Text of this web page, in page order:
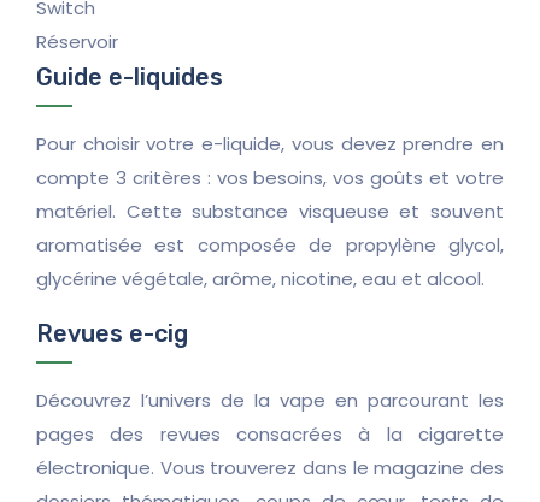
Switch
Réservoir
Guide e-liquides
Pour choisir votre e-liquide, vous devez prendre en
compte 3 critères : vos besoins, vos goûts et votre
matériel. Cette substance visqueuse et souvent
aromatisée est composée de propylène glycol,
glycérine végétale, arôme, nicotine, eau et alcool.
Revues e-cig
Découvrez l’univers de la vape en parcourant les
pages des revues consacrées à la cigarette
électronique. Vous trouverez dans le magazine des